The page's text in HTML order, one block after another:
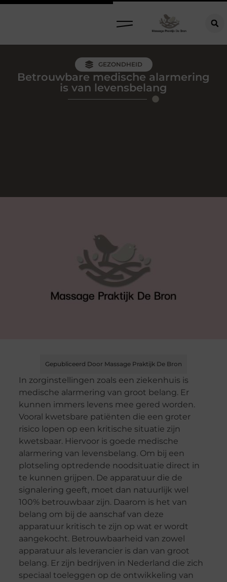
GEZONDHEID
Betrouwbare medische alarmering
is van levensbelang
Gepubliceerd Door Massage Praktijk De Bron
In zorginstellingen zoals een ziekenhuis is
medische alarmering van groot belang. Er
kunnen immers levens mee gered worden.
Vooral kwetsbare patiënten die een groter
risico lopen op een kritische situatie zijn
kwetsbaar. Hiervoor is goede medische
alarmering van levensbelang. Om bij een
plotseling optredende noodsituatie direct in
te kunnen grijpen. De apparatuur die de
signalering geeft, moet dan natuurlijk wel
100% betrouwbaar zijn. Daarom is het van
belang om bij de aanschaf van deze
apparatuur kritisch te zijn op wat er wordt
aangekocht. Betrouwbaarheid van zowel
apparatuur als leverancier is dan van groot
belang. Er zijn bedrijven in Nederland die zich
speciaal toeleggen op de ontwikkeling van